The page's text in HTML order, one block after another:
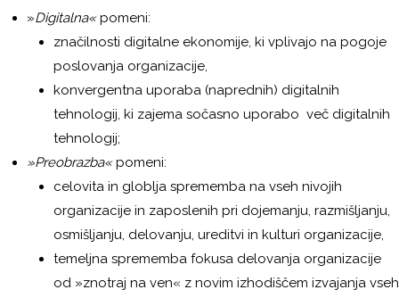
»Digitalna«pomeni:
značilnosti digitalne ekonomije, ki vplivajo na pogoje
poslovanja organizacije,
konvergentna uporaba (naprednih) digitalnih
tehnologij, ki zajema sočasno uporabo več digitalnih
tehnologij;
»Preobrazba«pomeni:
celovita in globlja sprememba na vseh nivojih
organizacije in zaposlenih pri dojemanju, razmišljanju,
osmišljanju, delovanju, ureditvi in kulturi organizacije,
temeljna sprememba fokusa delovanja organizacije
od »znotraj na ven« z novim izhodiščem izvajanja vseh